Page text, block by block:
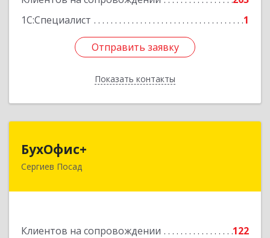
1С:Специалист
1
Отправить заявку
Показать контакты
Отправить заявку
Назад
БухОфис+
Сергиев Посад
Клиентов на сопровождении
122
141304, Московская обл, Сергиево-Посадский
Подробнее